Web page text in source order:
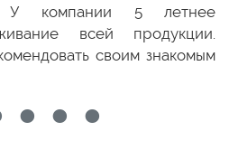
У компании 5 летнее
всей продукции.
своим знакомым